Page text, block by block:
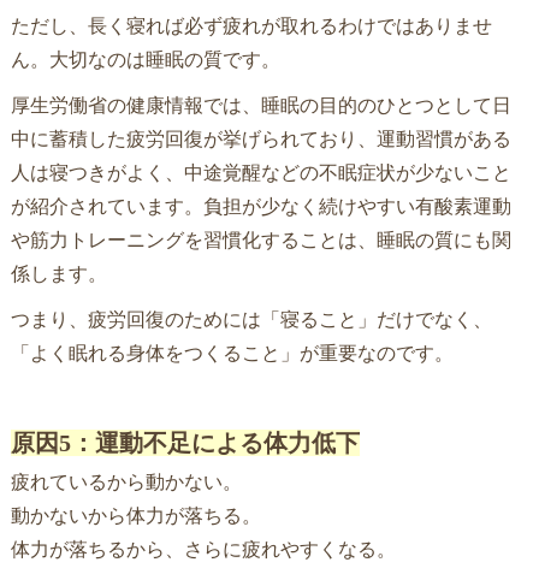
ただし、長く寝れば必ず疲れが取れるわけではありませ
ん。大切なのは睡眠の質です。
厚生労働省の健康情報では、睡眠の目的のひとつとして日
中に蓄積した疲労回復が挙げられており、運動習慣がある
人は寝つきがよく、中途覚醒などの不眠症状が少ないこと
が紹介されています。負担が少なく続けやすい有酸素運動
や筋力トレーニングを習慣化することは、睡眠の質にも関
係します。
つまり、疲労回復のためには「寝ること」だけでなく、
「よく眠れる身体をつくること」が重要なのです。
原因5：運動不足による体力低下
疲れているから動かない。
動かないから体力が落ちる。
体力が落ちるから、さらに疲れやすくなる。